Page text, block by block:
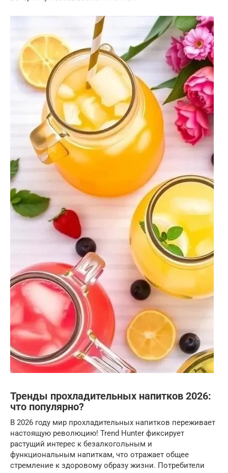
Тренды прохладительных напитков 2026:
что популярно?
В 2026 году мир прохладительных напитков переживает
настоящую революцию! Trend Hunter фиксирует
растущий интерес к безалкогольным и
функциональным напиткам, что отражает общее
стремление к здоровому образу жизни. Потребители